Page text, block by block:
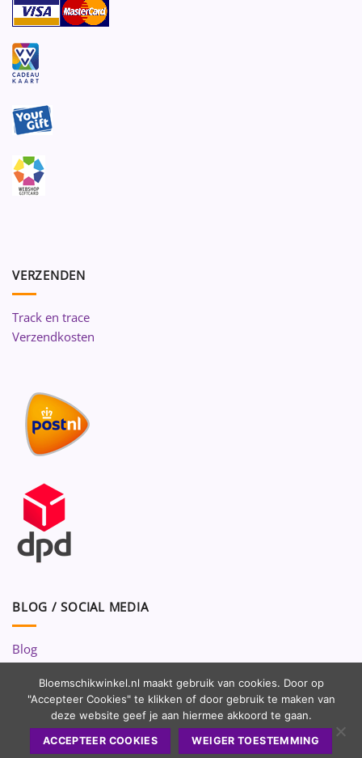
VERZENDEN
Track en trace
Verzendkosten
BLOG / SOCIAL MEDIA
Blog
Volg ons op:
Bloemschikwinkel.nl maakt gebruik van cookies. Door op
"Accepteer Cookies" te klikken of door gebruik te maken van
deze website geef je aan hiermee akkoord te gaan.
ACCEPTEER COOKIES WEIGER TOESTEMMING